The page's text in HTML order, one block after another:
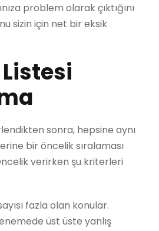
problem olarak çıktığını
sizin için net bir eksik
sonra, hepsine aynı
bir öncelik sıralaması
verirken şu kriterleri
fazla olan konular.
üst üste yanlış